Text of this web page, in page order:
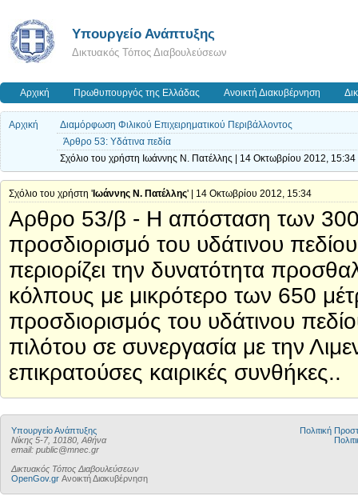
Υπουργείο Ανάπτυξης
Δικτυακός Τόπος Διαβουλεύσεων
Αρχική Πρωθυπουργός της Ελλάδας Ανοικτή Διακυβέρνηση
Αρχική
Διαμόρφωση Φιλικού Επιχειρηματικού Περιβάλλοντος
Άρθρο 53: Υδάτινα πεδία
Σχόλιο του χρήστη Ιωάννης Ν. Πατέλλης | 14 Οκτωβρίου 2012, 15:34
Σχόλιο του χρήστη ' Ιωάννης Ν. Πατέλλης' | 14 Οκτωβρίου 2012, 15:34
Αρθρο 53/β - Η απόσταση των
προσδιορισμό του υδάτινου
περιορίζει την δυνατότητα
κόλπους με μικρότερο των 650
προσδιορισμός του υδάτινου
πιλότου σε συνεργασία με την
επικρατούσες καιρικές συνθήκες..
Υπουργείο Ανάπτυξης
Νίκης 5-7, 10180, Αθήνα
email: public@mnec.gr
Δικτυακός Τόπος Διαβουλεύσεων
OpenGov.gr Ανοικτή Διακυβέρνηση
Πολιτική